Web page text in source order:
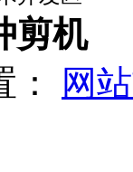
剪机
：
网